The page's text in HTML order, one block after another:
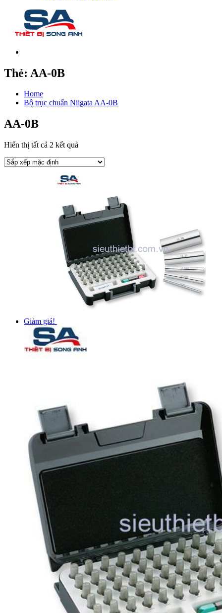
Thẻ: AA-0B
Home
Bộ trục chuẩn Niigata AA-0B
AA-0B
Hiển thị tất cả 2 kết quả
Giảm giá!